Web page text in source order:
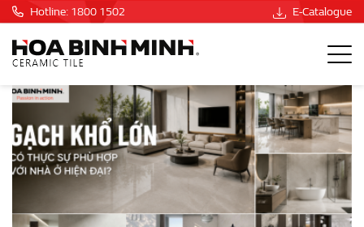
Hotline: 1800 1502 E-Catalogue